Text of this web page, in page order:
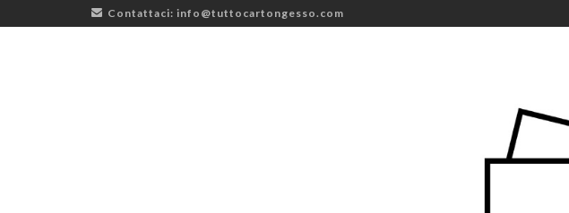
Contattaci: info@tuttocartongesso.com